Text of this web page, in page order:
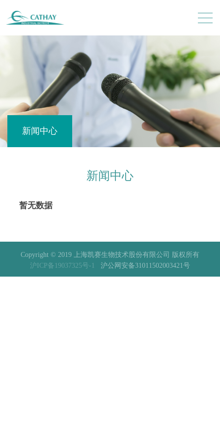
新闻中心
新闻中心
暂无数据
Copyright © 2019 上海凯赛生物技术股份有限公司 版权所有
沪ICP备19037325号-1
沪公网安备31011502003421号